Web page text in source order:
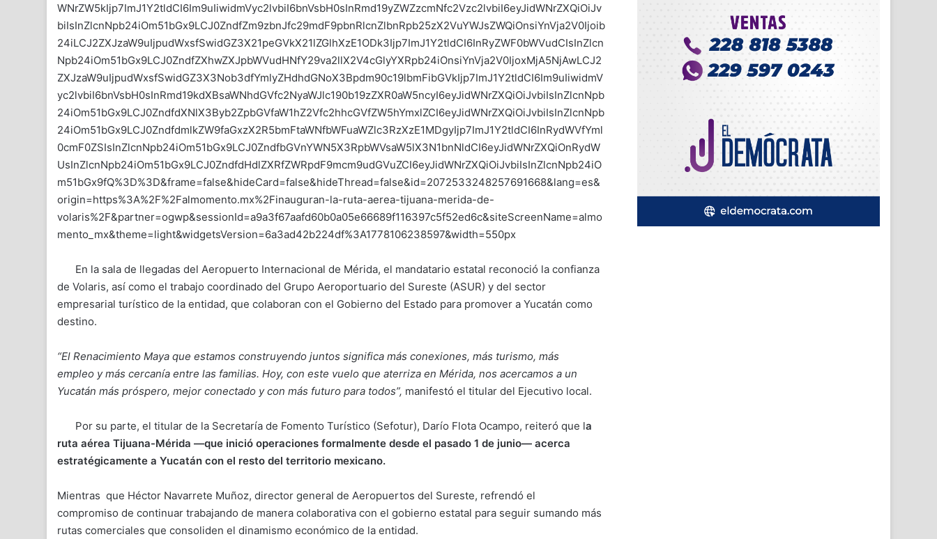
WNrZW5kIjp7ImJ1Y2tldCI6Im9uIiwidmVyc2lvbiI6bnVsbH0sInRmd19yZWZzcmNfc2Vzc2lvbiI6eyJidWNrZXQiOiJv
biIsInZlcnNpb24iOm51bGx9LCJ0ZndfZm9zbnJfc29mdF9pbnRlcnZlbnRpb25zX2VuYWJsZWQiOnsiYnVja2V0Ijoib
24iLCJ2ZXJzaW9uIjpudWxsfSwidGZ3X21peGVkX21lZGlhXzE1ODk3Ijp7ImJ1Y2tldCI6InRyZWF0bWVudCIsInZlcn
Npb24iOm51bGx9LCJ0ZndfZXhwZXJpbWVudHNfY29va2llX2V4cGlyYXRpb24iOnsiYnVja2V0IjoxMjA5NjAwLCJ2
ZXJzaW9uIjpudWxsfSwidGZ3X3Nob3dfYmlyZHdhdGNoX3Bpdm90c19lbmFibGVkIjp7ImJ1Y2tldCI6Im9uIiwidmV
yc2lvbiI6bnVsbH0sInRmd19kdXBsaWNhdGVfc2NyaWJlc190b19zZXR0aW5ncyI6eyJidWNrZXQiOiJvbiIsInZlcnNpb
24iOm51bGx9LCJ0ZndfdXNlX3Byb2ZpbGVfaW1hZ2Vfc2hhcGVfZW5hYmxlZCI6eyJidWNrZXQiOiJvbiIsInZlcnNpb
24iOm51bGx9LCJ0ZndfdmlkZW9faGxzX2R5bmFtaWNfbWFuaWZlc3RzXzE1MDgyIjp7ImJ1Y2tldCI6InRydWVfYml
0cmF0ZSIsInZlcnNpb24iOm51bGx9LCJ0ZndfbGVnYWN5X3RpbWVsaW5lX3N1bnNldCI6eyJidWNrZXQiOnRydW
UsInZlcnNpb24iOm51bGx9LCJ0ZndfdHdlZXRfZWRpdF9mcm9udGVuZCI6eyJidWNrZXQiOiJvbiIsInZlcnNpb24iO
m51bGx9fQ%3D%3D&frame=false&hideCard=false&hideThread=false&id=2072533248257691668&lang=es&
origin=https%3A%2F%2Falmomento.mx%2Finauguran-la-ruta-aerea-tijuana-merida-de-
volaris%2F&partner=ogwp&sessionId=a9a3f67aafd60b0a05e66689f116397c5f52ed6c&siteScreenName=almo
mento_mx&theme=light&widgetsVersion=6a3ad42b224df%3A1778106238597&width=550px
En la sala de llegadas del Aeropuerto Internacional de Mérida, el mandatario estatal reconoció la confianza
de Volaris, así como el trabajo coordinado del Grupo Aeroportuario del Sureste (ASUR) y del sector
empresarial turístico de la entidad, que colaboran con el Gobierno del Estado para promover a Yucatán como
destino.
“El Renacimiento Maya que estamos construyendo juntos significa más conexiones, más turismo, más
empleo y más cercanía entre las familias. Hoy, con este vuelo que aterriza en Mérida, nos acercamos a un
Yucatán más próspero, mejor conectado y con más futuro para todos”, manifestó el titular del Ejecutivo local.
Por su parte, el titular de la Secretaría de Fomento Turístico (Sefotur), Darío Flota Ocampo, reiteró que la
ruta aérea Tijuana-Mérida —que inició operaciones formalmente desde el pasado 1 de junio— acerca
estratégicamente a Yucatán con el resto del territorio mexicano.
Mientras que Héctor Navarrete Muñoz, director general de Aeropuertos del Sureste, refrendó el
compromiso de continuar trabajando de manera colaborativa con el gobierno estatal para seguir sumando más
rutas comerciales que consoliden el dinamismo económico de la entidad.